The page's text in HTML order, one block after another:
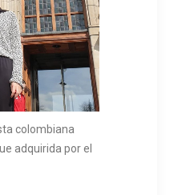
colombiana
adquirida por el